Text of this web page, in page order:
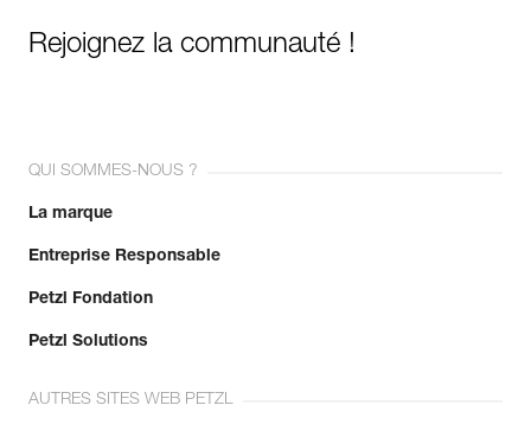
Rejoignez la communauté !
QUI SOMMES-NOUS ?
La marque
Entreprise Responsable
Petzl Fondation
Petzl Solutions
AUTRES SITES WEB PETZL